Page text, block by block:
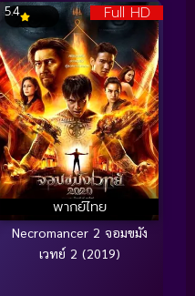
Full HD
พากย์ไทย
5.4
Necromancer 2 จอมขมัง
เวทย์ 2 (2019)